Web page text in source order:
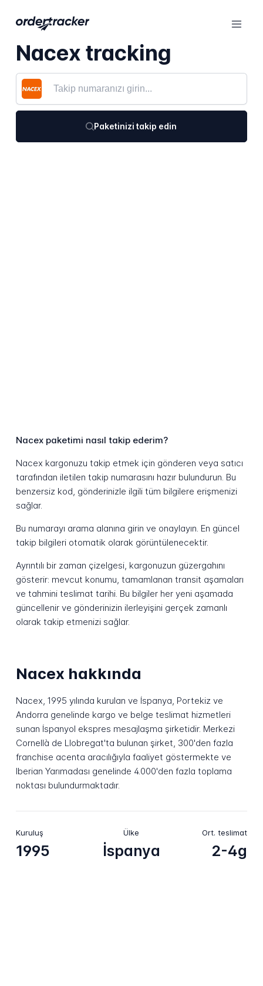
Nacex tracking
Paketinizi takip edin
Nacex paketimi nasıl takip ederim?
Nacex kargonuzu takip etmek için gönderen veya satıcı
tarafından iletilen takip numarasını hazır bulundurun. Bu
benzersiz kod, gönderinizle ilgili tüm bilgilere erişmenizi
sağlar.
Bu numarayı arama alanına girin ve onaylayın. En güncel
takip bilgileri otomatik olarak görüntülenecektir.
Ayrıntılı bir zaman çizelgesi, kargonuzun güzergahını
gösterir: mevcut konumu, tamamlanan transit aşamaları
ve tahmini teslimat tarihi. Bu bilgiler her yeni aşamada
güncellenir ve gönderinizin ilerleyişini gerçek zamanlı
olarak takip etmenizi sağlar.
Nacex hakkında
Nacex, 1995 yılında kurulan ve İspanya, Portekiz ve
Andorra genelinde kargo ve belge teslimat hizmetleri
sunan İspanyol ekspres mesajlaşma şirketidir. Merkezi
Cornellà de Llobregat'ta bulunan şirket, 300'den fazla
franchise acenta aracılığıyla faaliyet göstermekte ve
Iberian Yarımadası genelinde 4.000'den fazla toplama
noktası bulundurmaktadır.
Kuruluş
1995
Ülke
İspanya
Ort. teslimat
2-4g